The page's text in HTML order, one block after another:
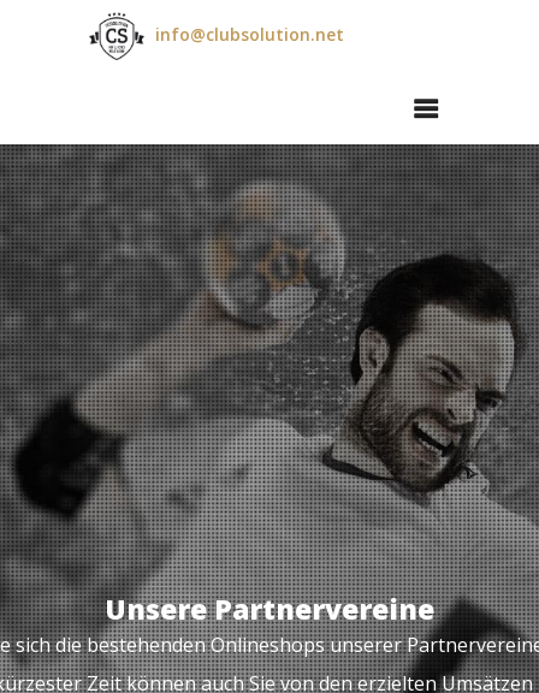
info@clubsolution.net
Unsere Partnervereine
sich die bestehenden Onlineshops unserer
Zeit können auch Sie von den erzielten